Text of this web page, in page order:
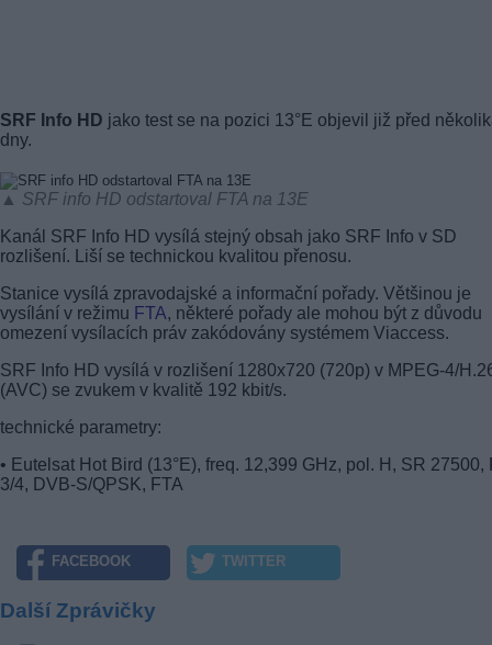
SRF Info HD jako test se na pozici 13°E objevil již před
dny.
▲ SRF info HD odstartoval FTA na 13E
Kanál SRF Info HD vysílá stejný obsah jako SRF Info v SD
rozlišení. Liší se technickou kvalitou přenosu.
Stanice vysílá zpravodajské a informační pořady. Většinou je
vysílání v režimu FTA, některé pořady ale mohou být z důvodu
omezení vysílacích práv zakódovány systémem Viaccess.
SRF Info HD vysílá v rozlišení 1280x720 (720p) v MPEG-4/
(AVC) se zvukem v kvalitě 192 kbit/s.
technické parametry:
• Eutelsat Hot Bird (13°E), freq. 12,399 GHz, pol. H, SR 27500,
3/4, DVB-S/QPSK, FTA
FACEBOOK TWITTER
Další Zprávičky